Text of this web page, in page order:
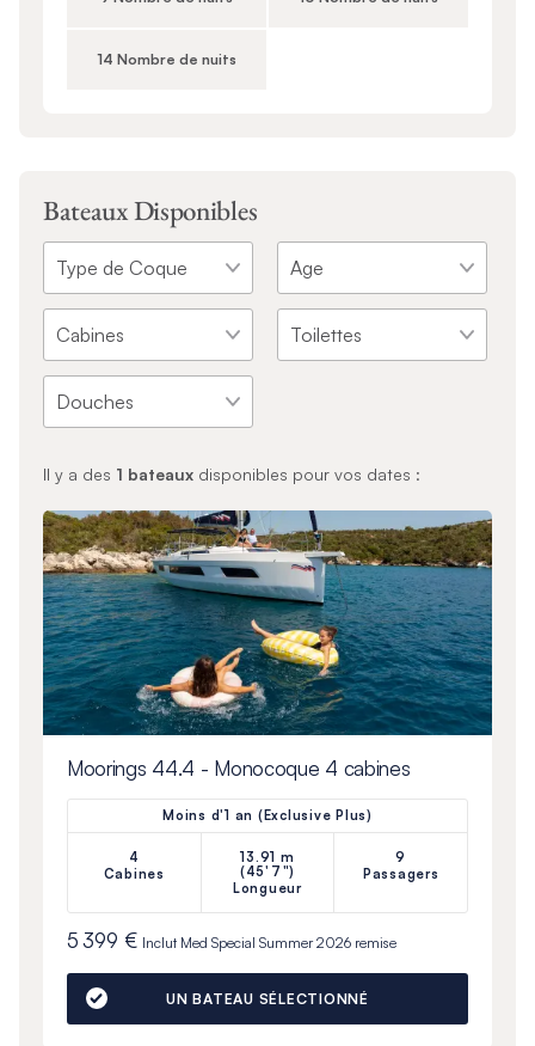
14 Nombre de nuits
Bateaux Disponibles
Il y a des 1 bateauxdisponibles pour vos dates :
Moorings 44.4 - Monocoque 4 cabines
Moins d'1 an (Exclusive Plus)
4
Cabines
13.91 m
(45'7")
Longueur
9
Passagers
5 399 € Inclut Med Special Summer 2026remise
UN BATEAU SÉLECTIONNÉ